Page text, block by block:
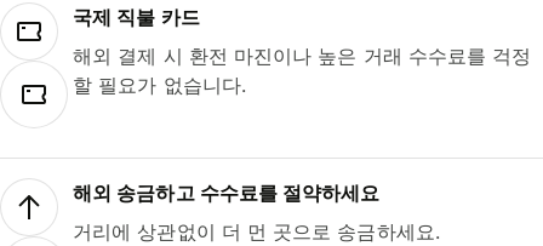
국제 직불 카드
해외 결제 시 환전 마진이나 높은 거래 수수료를 걱정
할 필요가 없습니다.
해외 송금하고 수수료를 절약하세요
거리에 상관없이 더 먼 곳으로 송금하세요.